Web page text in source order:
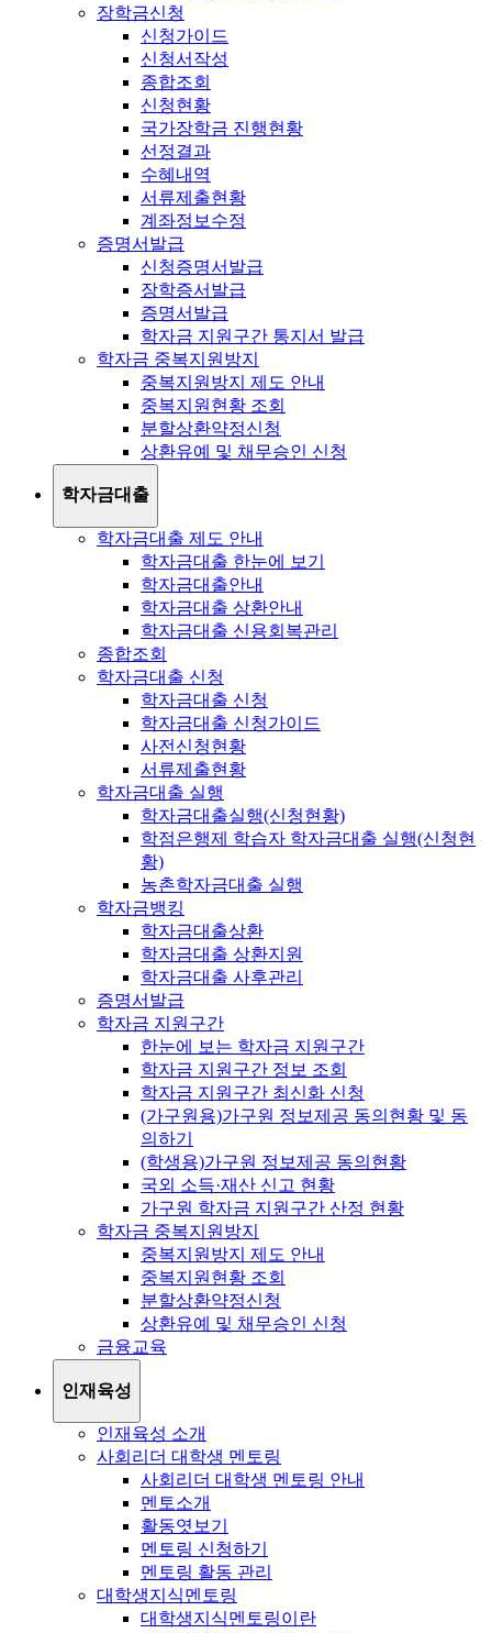
장학금신청
신청가이드
신청서작성
종합조회
신청현황
국가장학금 진행현황
선정결과
수혜내역
서류제출현황
계좌정보수정
증명서발급
신청증명서발급
장학증서발급
증명서발급
학자금 지원구간 통지서 발급
학자금 중복지원방지
중복지원방지 제도 안내
중복지원현황 조회
분할상환약정신청
상환유예 및 채무승인 신청
학자금대출
학자금대출 제도 안내
학자금대출 한눈에 보기
학자금대출안내
학자금대출 상환안내
학자금대출 신용회복관리
종합조회
학자금대출 신청
학자금대출 신청
학자금대출 신청가이드
사전신청현황
서류제출현황
학자금대출 실행
학자금대출실행(신청현황)
학점은행제 학습자 학자금대출 실행(신청현
황)
농촌학자금대출 실행
학자금뱅킹
학자금대출상환
학자금대출 상환지원
학자금대출 사후관리
증명서발급
학자금 지원구간
한눈에 보는 학자금 지원구간
학자금 지원구간 정보 조회
학자금 지원구간 최신화 신청
(가구원용)가구원 정보제공 동의현황 및 동
의하기
(학생용)가구원 정보제공 동의현황
국외 소득·재산 신고 현황
가구원 학자금 지원구간 산정 현황
학자금 중복지원방지
중복지원방지 제도 안내
중복지원현황 조회
분할상환약정신청
상환유예 및 채무승인 신청
금융교육
인재육성
인재육성 소개
사회리더 대학생 멘토링
사회리더 대학생 멘토링 안내
멘토소개
활동엿보기
멘토링 신청하기
멘토링 활동 관리
대학생지식멘토링
대학생지식멘토링이란